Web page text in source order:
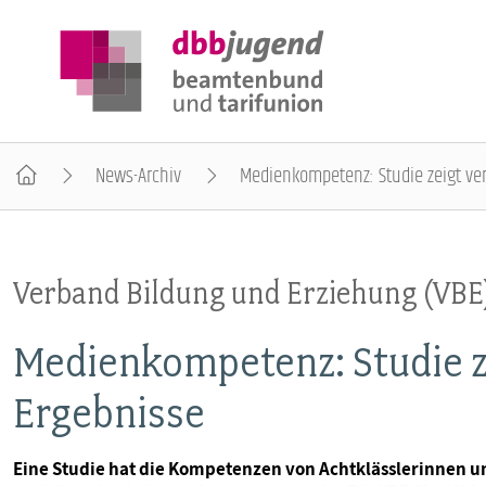
POSITIONEN
AUSBILDUNGSINFORMATIONEN
INTERNATIONALES
News-Archiv Medienkompetenz: Studie zeigt
Verband Bildung und Erziehung
Medienkompetenz: Studie
Ergebnisse
Eine Studie hat die Kompetenzen von Achtklässlerinnen